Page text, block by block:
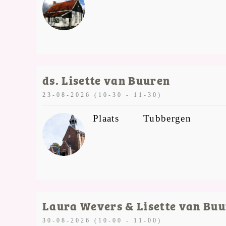
ds. Lisette van Buuren
23-08-2026 (10-30 - 11-30)
Plaats Tubbergen
Laura Wevers & Lisette van
30-08-2026 (10-00 - 11-00)